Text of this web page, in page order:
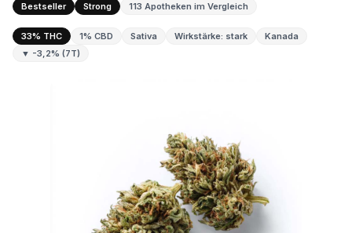
Bestseller
Strong 113 Apotheken im Vergleich
33% THC 1% CBD Sativa Wirkstärke: stark
Kanada
▼ -3,2% (7T)